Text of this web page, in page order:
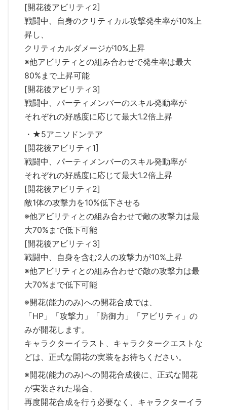
[開花後アビリティ2]
戦闘中、自身のクリティカル攻撃発生率が10%上
昇し、
クリティカルダメージが10%上昇
※他アビリティとの組み合わせで発生率は最大
80%まで上昇可能
[開花後アビリティ3]
戦闘中、パーティメンバーのスキル発動率が
それぞれの好感度に応じて最大1.2倍上昇
・★5アニソドンテア
[開花後アビリティ1]
戦闘中、パーティメンバーのスキル発動率が
それぞれの好感度に応じて最大1.2倍上昇
[開花後アビリティ2]
敵1体の攻撃力を10%低下させる
※他アビリティとの組み合わせで敵の攻撃力は最
大70%まで低下可能
[開花後アビリティ3]
戦闘中、自身を含む2人の攻撃力が10%上昇
※他アビリティとの組み合わせで敵の攻撃力は最
大70%まで低下可能
※開花(能力のみ)への開花合成では、
「HP」「攻撃力」「防御力」「アビリティ」の
みが開花します。
キャラクターイラスト、キャラクタークエストな
どは、正式な開花の実装をお待ちください。
※開花(能力のみ)への開花合成後に、正式な開花
が実装された場合、
再度開花合成を行う必要なく、キャラクターイラ